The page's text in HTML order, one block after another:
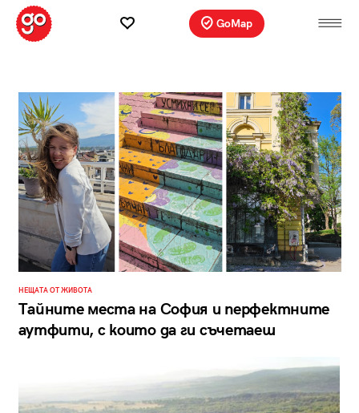
GoMap
НЕЩАТА ОТ ЖИВОТА
Тайните места на София и перфектните
аутфити, с които да ги съчетаеш